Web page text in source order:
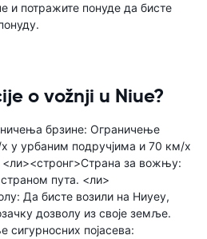
и потражите понуде да бисте
o vožnji u Niue?
брзине: Ограничење
у урбаним подручјима и 70 км/х
за вожњу:
пута. <ли>
Да бисте возили на Ниуеу,
дозволу из своје земље.
појасева: